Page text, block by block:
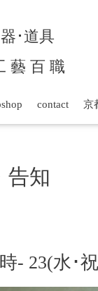
･道具
藝 百 職
contact 京
告知
- 23(水･